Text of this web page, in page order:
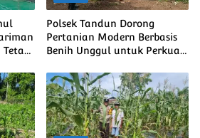
Tetap
Polsek Tandun Dorong
Pertanian Modern Berbasis
Benih Unggul untuk Perkuat